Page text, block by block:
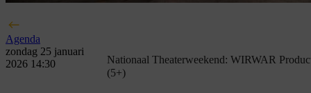
Agenda
zondag 25 januari
2026 14:30
Nationaal Theaterweekend: WIRWAR
(5+)